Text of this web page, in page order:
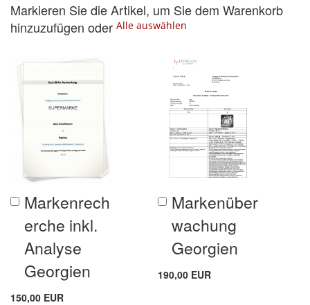
Markieren Sie die Artikel, um Sie dem Warenkorb
hinzuzufügen oder Alle auswählen
Markenrech
erche inkl.
Analyse
Georgien
150,00 EUR
In
Warenkorb
Markenüber
wachung
Georgien
190,00 EUR
In
Warenkorb